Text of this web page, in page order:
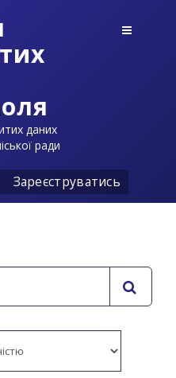
даних
ради
Зареєструватись